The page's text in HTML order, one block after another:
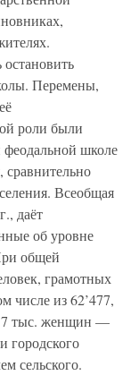
Перемены,
роли были
феодальной школе
сравнительно
Всеобщая
даёт
об уровне
общей
грамотных
числе из 62’477,
7 тыс. женщин —
городского
сельского.